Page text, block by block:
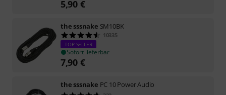
5,90 €
the sssnake SM10BK
10335
TOP-SELLER
Sofort lieferbar
7,90 €
the sssnake PC 10 Power Audio